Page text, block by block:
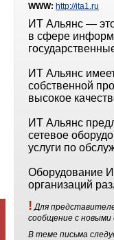
WWW: http://ita1.ru
ИТ Альянс —
в сфере
ИТ Альянс
собственной
высокое
ИТ Альянс
сетевое
услуги по
Оборудование
организаций
! Для
сообщение с
В теме письма